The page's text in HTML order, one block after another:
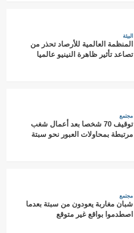
البيئة
المنظمة العالمية للأرصاد تحذر من
تصاعد تأثير ظاهرة النينيو عالميا
مجتمع
توقيف 70 شخصا بعد أعمال شغب
مرتبطة بمحاولات العبور نحو سبتة
مجتمع
شبان مغاربة يعودون من سبتة بعدما
اصطدموا بواقع غير متوقع